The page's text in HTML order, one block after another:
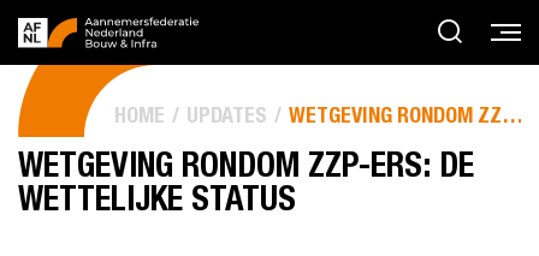
HOME UPDATES WETGEVING RONDOM ZZP-ERS: DE WETTELIJKE STATUS
WETGEVING RONDOM ZZP-ERS: DE
WETTELIJKE STATUS